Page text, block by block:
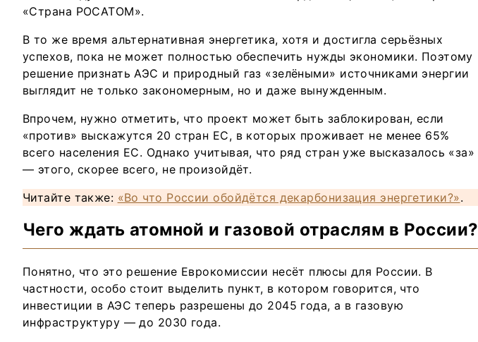
«Страна РОСАТОМ».
В то же время альтернативная энергетика, хотя и достигла серьёзных
успехов, пока не может полностью обеспечить нужды экономики. Поэтому
решение признать АЭС и природный газ «зелёными» источниками энергии
выглядит не только закономерным, но и даже вынужденным.
Впрочем, нужно отметить, что проект может быть заблокирован, если
«против» выскажутся 20 стран ЕС, в которых проживает не менее 65%
всего населения ЕС. Однако учитывая, что ряд стран уже высказалось «за»
— этого, скорее всего, не произойдёт.
Читайте также: «Во что России обойдётся декарбонизация энергетики?».
Чего ждать атомной и газовой отраслям в России?
Понятно, что это решение Еврокомиссии несёт плюсы для России. В
частности, особо стоит выделить пункт, в котором говорится, что
инвестиции в АЭС теперь разрешены до 2045 года, а в газовую
инфраструктуру — до 2030 года.